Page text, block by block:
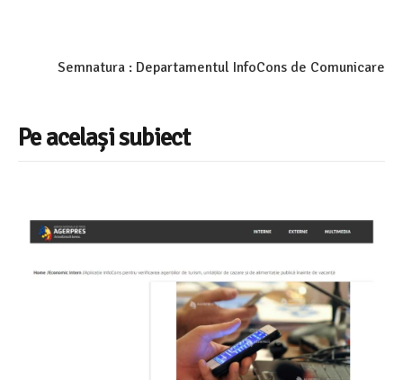
Semnatura : Departamentul InfoCons de Comunicare
Pe același subiect